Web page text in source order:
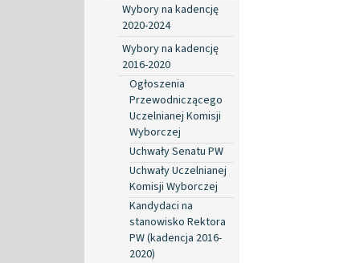
Wybory na kadencję
2020-2024
Wybory na kadencję
2016-2020
Ogłoszenia
Przewodniczącego
Uczelnianej Komisji
Wyborczej
Uchwały Senatu PW
Uchwały Uczelnianej
Komisji Wyborczej
Kandydaci na
stanowisko Rektora
PW (kadencja 2016-
2020)